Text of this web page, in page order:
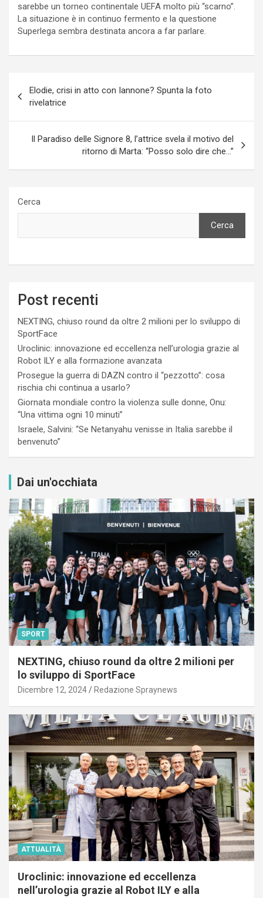
sarebbe un torneo continentale UEFA molto più “scarno”.
La situazione è in continuo fermento e la questione
Superlega sembra destinata ancora a far parlare.
articoli
Elodie, crisi in atto con Iannone? Spunta la foto
rivelatrice
Il Paradiso delle Signore 8, l’attrice svela il motivo del
ritorno di Marta: “Posso solo dire che…”
Cerca
Cerca
Post recenti
NEXTING, chiuso round da oltre 2 milioni per lo sviluppo di
SportFace
Uroclinic: innovazione ed eccellenza nell’urologia grazie al
Robot ILY e alla formazione avanzata
Prosegue la guerra di DAZN contro il “pezzotto”: cosa
rischia chi continua a usarlo?
Giornata mondiale contro la violenza sulle donne, Onu:
“Una vittima ogni 10 minuti”
Israele, Salvini: “Se Netanyahu venisse in Italia sarebbe il
benvenuto”
Dai un'occhiata
SPORT
NEXTING, chiuso round da oltre 2 milioni per
lo sviluppo di SportFace
Dicembre 12, 2024 Redazione Spraynews
ATTUALITÀ
Uroclinic: innovazione ed eccellenza
nell’urologia grazie al Robot ILY e alla